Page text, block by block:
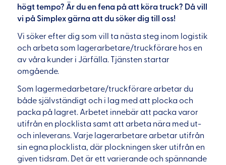
högt tempo? Är du en fena på att köra truck? Då vill
vi på Simplex gärna att du söker dig till oss!
Vi söker efter dig som vill ta nästa steg inom logistik
och arbeta som lagerarbetare/truckförare hos en
av våra kunder i Järfälla. Tjänsten startar
omgående.
Som lagermedarbetare/truckförare arbetar du
både självständigt och i lag med att plocka och
packa på lagret. Arbetet innebär att packa varor
utifrån en plocklista samt att arbeta nära med ut-
och inleverans. Varje lagerarbetare arbetar utifrån
sin egna plocklista, där plockningen sker utifrån en
given tidsram. Det är ett varierande och spännande